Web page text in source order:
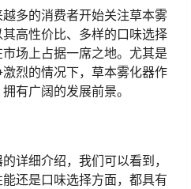
多的消费者开始关注草本雾
高性价比、多样的口味选择
场上占据一席之地。尤其是
烈的情况下，草本雾化器作
有广阔的发展前景。
详细介绍，我们可以看到，
还是口味选择方面，都具有